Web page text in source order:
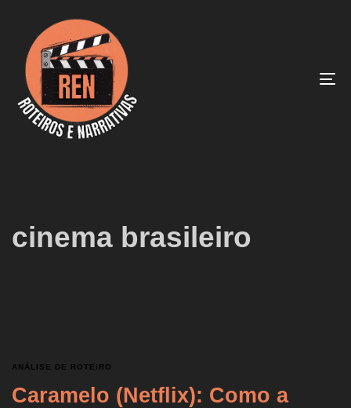
cinema brasileiro
ANÁLISE DE ROTEIRO
Caramelo (Netflix): Como a